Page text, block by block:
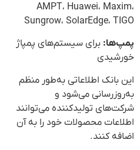
AMPT، Huawei، Maxim،
Sungrow، SolarEdge، TIGO
پمپ‌ها: برای سیستم‌های پمپاژ
خورشیدی
این بانک اطلاعاتی به‌طور منظم
به‌روزرسانی می‌شود و
شرکت‌های تولیدکننده می‌توانند
اطلاعات محصولات خود را به آن
اضافه کنند.